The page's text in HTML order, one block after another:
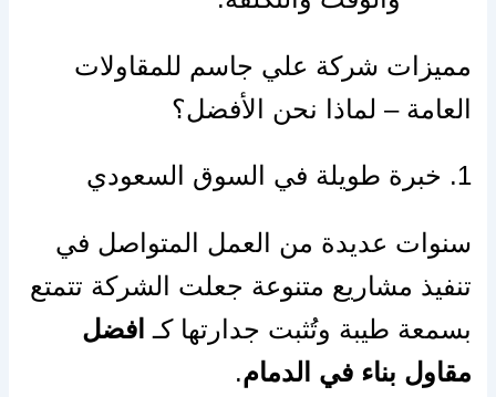
مميزات شركة علي جاسم للمقاولات
العامة – لماذا نحن الأفضل؟
1. خبرة طويلة في السوق السعودي
سنوات عديدة من العمل المتواصل في
تنفيذ مشاريع متنوعة جعلت الشركة تتمتع
بسمعة طيبة وتُثبت جدارتها كـ افضل
مقاول بناء في الدمام.